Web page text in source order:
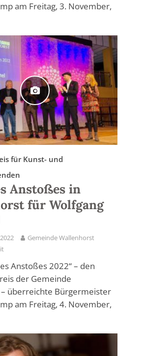
am Freitag, 3. November,
für Kunst- und
Anstoßes in
für Wolfgang
Gemeinde Wallenhorst
Anstoßes 2022“ – den
der Gemeinde
überreichte Bürgermeister
am Freitag, 4. November,